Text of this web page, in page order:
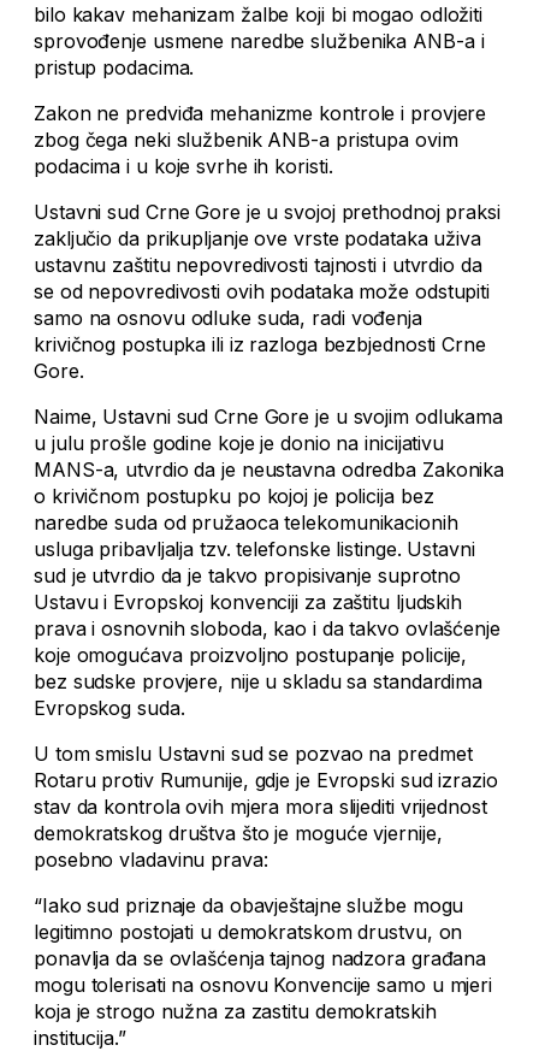
bilo kakav mehanizam žalbe koji bi mogao odložiti
sprovođenje usmene naredbe službenika ANB-a i
pristup podacima.
Zakon ne predviđa mehanizme kontrole i provjere
zbog čega neki službenik ANB-a pristupa ovim
podacima i u koje svrhe ih koristi.
Ustavni sud Crne Gore je u svojoj prethodnoj praksi
zaključio da prikupljanje ove vrste podataka uživa
ustavnu zaštitu nepovredivosti tajnosti i utvrdio da
se od nepovredivosti ovih podataka može odstupiti
samo na osnovu odluke suda, radi vođenja
krivičnog postupka ili iz razloga bezbjednosti Crne
Gore.
Naime, Ustavni sud Crne Gore je u svojim odlukama
u julu prošle godine koje je donio na inicijativu
MANS-a, utvrdio da je neustavna odredba Zakonika
o krivičnom postupku po kojoj je policija bez
naredbe suda od pružaoca telekomunikacionih
usluga pribavljalja tzv. telefonske listinge. Ustavni
sud je utvrdio da je takvo propisivanje suprotno
Ustavu i Evropskoj konvenciji za zaštitu ljudskih
prava i osnovnih sloboda, kao i da takvo ovlašćenje
koje omogućava proizvoljno postupanje policije,
bez sudske provjere, nije u skladu sa standardima
Evropskog suda.
U tom smislu Ustavni sud se pozvao na predmet
Rotaru protiv Rumunije, gdje je Evropski sud izrazio
stav da kontrola ovih mjera mora slijediti vrijednost
demokratskog društva što je moguće vjernije,
posebno vladavinu prava:
“Iako sud priznaje da obavještajne službe mogu
legitimno postojati u demokratskom drustvu, on
ponavlja da se ovlašćenja tajnog nadzora građana
mogu tolerisati na osnovu Konvencije samo u mjeri
koja je strogo nužna za zastitu demokratskih
institucija.”